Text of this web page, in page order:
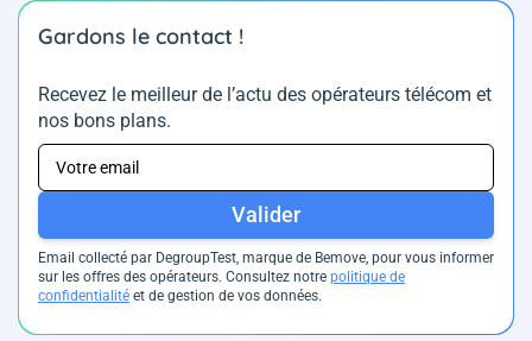
Gardons le contact !
Recevez le meilleur de l’actu des opérateurs télécom et
nos bons plans.
Valider
Email collecté par DegroupTest, marque de Bemove, pour vous informer
sur les offres des opérateurs. Consultez notre politique de
confidentialité et de gestion de vos données.